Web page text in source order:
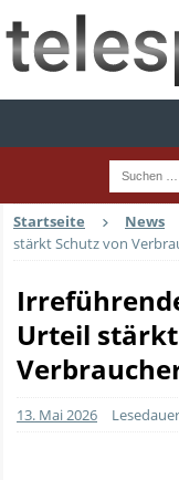
Startseite News
stärkt Schutz von
Urteil
13. Mai 2026